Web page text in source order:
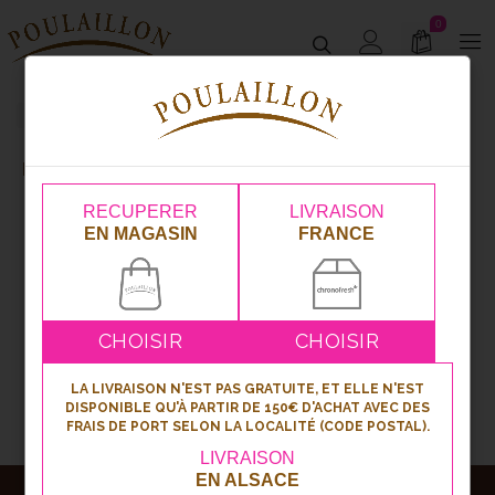
0
Présentoirs
Présentoirs
RECUPERER
EN MAGASIN
CHOISIR
LA LIVRAISON N'EST PAS GRATUITE, ET ELLE N'EST
DISPONIBLE QU'À PARTIR DE 150€ D'ACHAT AVEC DES
FRAIS DE PORT SELON LA LOCALITÉ (CODE POSTAL).
LIVRAISON
EN ALSACE
LIVRAISON
FRANCE
CHOISIR